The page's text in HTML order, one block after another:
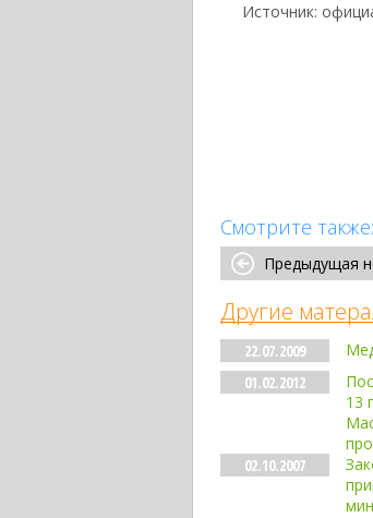
Источник:
Смотрите также:
Предыдущая
Другие
22.07.2009
01.02.2012
13
02.10.2007